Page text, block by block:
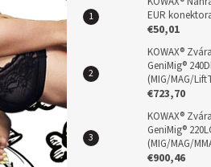
n
e
l
EUR
€50,01
KOWAX®
GeniMig®
(MIG/MAG/
€723,70
KOWAX®
GeniMig®
(MIG/MAG/
€900,46